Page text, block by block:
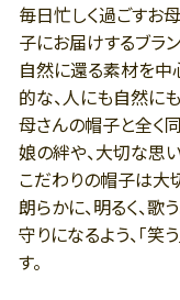
毎日忙しく過ごすお
子にお届けするブラン
自然に還る素材を中
的な、人にも自然に
母さんの帽子と全く
娘の絆や、大切な思
こだわりの帽子は大
朗らかに、明るく、
守りになるよう、「
す。